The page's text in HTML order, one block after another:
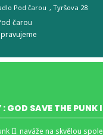
Pod čarou , Tyršova 28
čarou
: GOD SAVE THE
II. naváže na skvělou